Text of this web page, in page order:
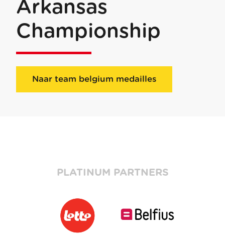
Arkansas
Championship
Naar team belgium medailles
PLATINUM PARTNERS